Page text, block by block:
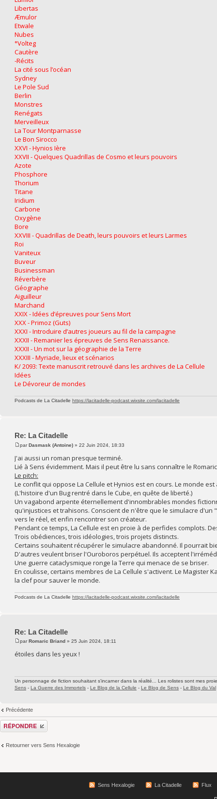
Libertas
Æmulor
Etwale
Nubes
°Volteg
Cautère
-Récits
La cité sous l’océan
Sydney
Le Pole Sud
Berlin
Monstres
Renégats
Merveilleux
La Tour Montparnasse
Le Bon Sirocco
XXVI - Hynios Ière
XXVII - Quelques Quadrillas de Cosmo et leurs pouvoirs
Azote
Phosphore
Thorium
Titane
Iridium
Carbone
Oxygène
Bore
XXVIII - Quadrillas de Death, leurs pouvoirs et leurs Larmes
Roi
Vaniteux
Buveur
Businessman
Réverbère
Géographe
Aiguilleur
Marchand
XXIX - Idées d’épreuves pour Sens Mort
XXX - Primoz (Guts)
XXXI - Introduire d’autres joueurs au fil de la campagne
XXXII - Remanier les épreuves de Sens Renaissance.
XXXII - Un mot sur la géographie de la Terre
XXXIII - Myriade, lieux et scénarios
K/ 2093: Texte manuscrit retrouvé dans les archives de La Cellule
Idées
Le Dévoreur de mondes
Podcasts de La Citadelle https://lacitadelle-podcast.wixsite.com/lacitadelle
Re: La Citadelle
parDasmask (Antoine) » 22 Juin 2024, 18:33
J'ai aussi un roman presque terminé.
Lié à Sens évidemment. Mais il peut être lu sans connaître le
Le pitch:
Le conflit qui oppose La Cellule et Hynios est en cours. Le monde
(L'histoire d'un Bug rentré dans le Cube, en quête de liberté.)
Un vagabond arpente éternellement d'innombrables mondes
qu'injustices et trahisons. Conscient de n'être que le simulacre
vers le réel, et enfin rencontrer son créateur.
Pendant ce temps, La Cellule est en proie à de perfides complots.
Trois obédiences, trois idéologies, trois projets distincts.
Certains souhaitent récupérer le simulacre abandonné. Il pourrait
D'autres veulent briser l'Ouroboros perpétuel. Ils acceptent
Une guerre cataclysmique ronge la Terre qui menace de se briser.
En coulisse, certains membres de La Cellule s'activent. Le
la clef pour sauver le monde.
Podcasts de La Citadelle https://lacitadelle-podcast.wixsite.com/lacitadelle
Re: La Citadelle
parRomaric Briand » 25 Juin 2024, 18:11
étoiles dans les yeux !
Un personnage de fiction souhaitant s'incarner dans la réalité... Les rolistes sont mes
Sens - La Guerre des Immortels - Le Blog de la Cellule - Le Blog de Sens - Le Blog du Val
Précédente
Répondre
Retourner vers Sens Hexalogie
Sens Hexalogie La Citadelle Flux